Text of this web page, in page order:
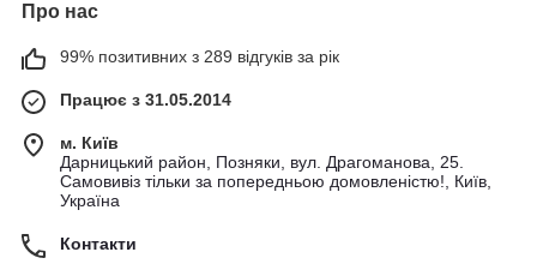
Про нас
99% позитивних з 289 відгуків за рік
Працює з 31.05.2014
м. Київ
Дарницький район, Позняки, вул. Драгоманова, 25.
Самовивіз тільки за попередньою домовленістю!, Київ,
Україна
Контакти